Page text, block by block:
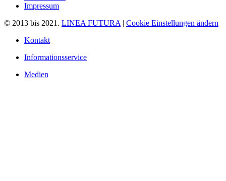
Impressum
© 2013 bis 2021. LINEA FUTURA | Cookie Einstellungen ändern
Kontakt
Informationsservice
Medien